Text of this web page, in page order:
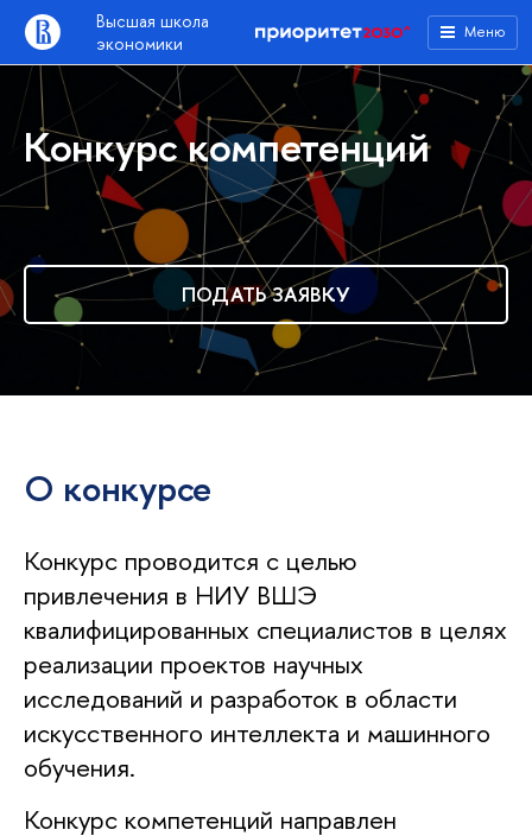
Высшая школа
экономики
Меню
Конкурс компетенций
ПОДАТЬ ЗАЯВКУ
О конкурсе
Конкурс проводится с целью
привлечения в НИУ ВШЭ
квалифицированных специалистов в целях
реализации проектов научных
исследований и разработок в области
искусственного интеллекта и машинного
обучения.
Конкурс компетенций направлен